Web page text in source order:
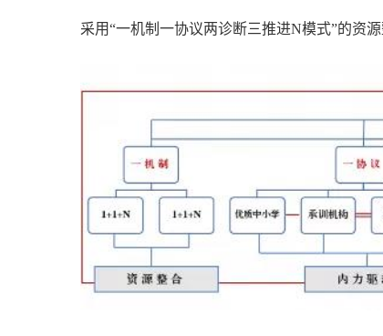
采用“一机制一协议两诊断三推进N模式”的资